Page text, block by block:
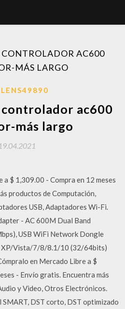
CONTROLADOR AC600
MÁS LARGO
controlador ac600
más largo
19.04.2021
$ 1,309.00 - Compra en 12 meses
productos de Computación,
USB, Adaptadores Wi-Fi.
- AC 600M Dual Band
USB WiFi Network Dongle
XP/Vista/7/8/8.1/10 (32/64bits)
en Mercado Libre a $
- Envío gratis. Encuentra más
y Video, Otros Electrónicos.
DST corto, DST optimizado